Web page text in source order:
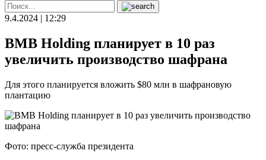
9.4.2024 | 12:29
BMB Holding планирует в 10 раз
увеличить производство шафрана
Для этого планируется вложить $80 млн в шафрановую
плантацию
Фото: пресс-служба президента